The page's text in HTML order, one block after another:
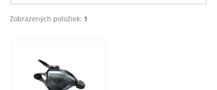
Zobrazených položiek: 1